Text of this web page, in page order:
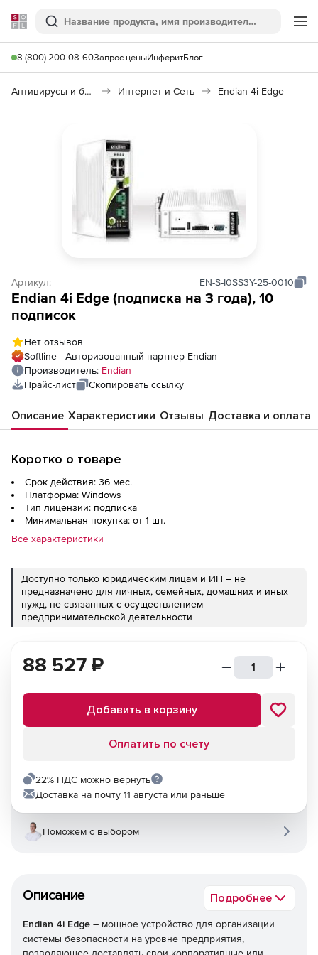
Softline
Поиск
8 (800) 200-08-60Запрос ценыИнферитБлог
Антивирусы и безопасность Интернет и Сеть Endian 4i Edge
Артикул: EN-S-I0SS3Y-25-0010
Endian 4i Edge (подписка на 3 года), 10
подписок
Нет отзывов
Softline - Авторизованный партнер Endian
Производитель: Endian
Прайс-лист
Скопировать ссылку
Описание Характеристики Отзывы Доставка и оплата
Коротко о товаре
Срок действия: 36 мес.
Платформа: Windows
Тип лицензии: подписка
Минимальная покупка: от 1 шт.
Все характеристики
Доступно только юридическим лицам и ИП – не
предназначено для личных, семейных, домашних и иных
нужд, не связанных с осуществлением
предпринимательской деятельности
Описание Подробнее
Endian 4i Edge – мощное устройство для организации
системы безопасности на уровне предприятия,
88 527 ₽
Добавить в корзину
Оплатить по счету
22% НДС можно вернуть
Доставка на почту 11 августа или раньше
Поможем с выбором